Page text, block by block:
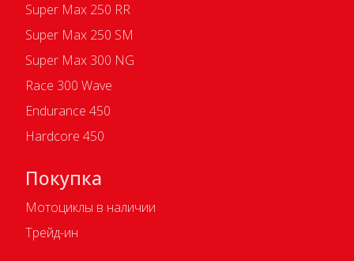
Super Max 250 RR
Super Max 250 SM
Super Max 300 NG
Race 300 Wave
Endurance 450
Hardcore 450
Покупка
Мотоциклы в наличии
Трейд-ин